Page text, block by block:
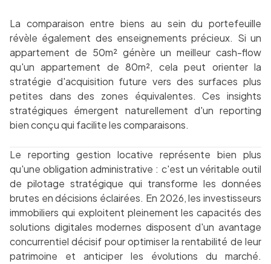
La comparaison entre biens au sein du portefeuille
révèle également des enseignements précieux. Si un
appartement de 50m² génère un meilleur cash-flow
qu'un appartement de 80m², cela peut orienter la
stratégie d'acquisition future vers des surfaces plus
petites dans des zones équivalentes. Ces insights
stratégiques émergent naturellement d'un reporting
bien conçu qui facilite les comparaisons.
Le reporting gestion locative représente bien plus
qu'une obligation administrative : c'est un véritable outil
de pilotage stratégique qui transforme les données
brutes en décisions éclairées. En 2026, les investisseurs
immobiliers qui exploitent pleinement les capacités des
solutions digitales modernes disposent d'un avantage
concurrentiel décisif pour optimiser la rentabilité de leur
patrimoine et anticiper les évolutions du marché.